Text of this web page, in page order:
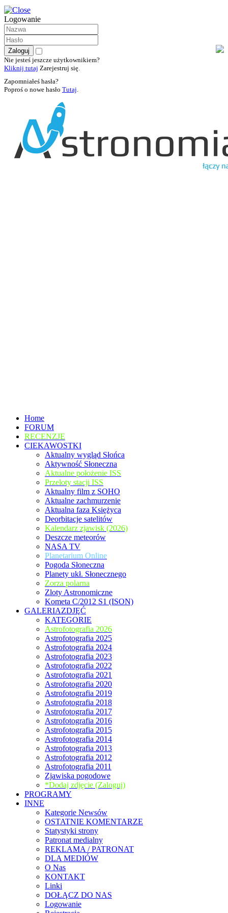
Logowanie
Nie jesteś jeszcze użytkownikiem?
Kliknij tutaj Zarejestruj się.
Zapomniałeś hasła?
Poproś o nowe hasło Tutaj.
Home
FORUM
RECENZJE
CIEKAWOSTKI
Aktualny wygląd Słońca
Aktywność Słoneczna
Aktualne położenie ISS
Przeloty stacji ISS
Aktualny film z SOHO
Aktualne zachmurzenie
Aktualna faza Księżyca
Deorbitacje satelitów
Kalendarz zjawisk (2026)
Deszcze meteorów
NASA TV
Planetarium Online
Pogoda Słoneczna
Planety ukł. Słonecznego
Zorza polarna
Zloty Astronomiczne
Kometa C/2012 S1 (ISON)
GALERIAZDJĘĆ
KATEGORIE
Astrofotografia 2026
Astrofotografia 2025
Astrofotografia 2024
Astrofotografia 2023
Astrofotografia 2022
Astrofotografia 2021
Astrofotografia 2020
Astrofotografia 2019
Astrofotografia 2018
Astrofotografia 2017
Astrofotografia 2016
Astrofotografia 2015
Astrofotografia 2014
Astrofotografia 2013
Astrofotografia 2012
Astrofotografia 2011
Zjawiska pogodowe
*Dodaj zdjęcie (Zaloguj)
PROGRAMY
INNE
Kategorie Newsów
OSTATNIE KOMENTARZE
Statystyki strony
Patronat medialny
REKLAMA / PATRONAT
DLA MEDIÓW
O Nas
KONTAKT
Linki
DOŁĄCZ DO NAS
Logowanie